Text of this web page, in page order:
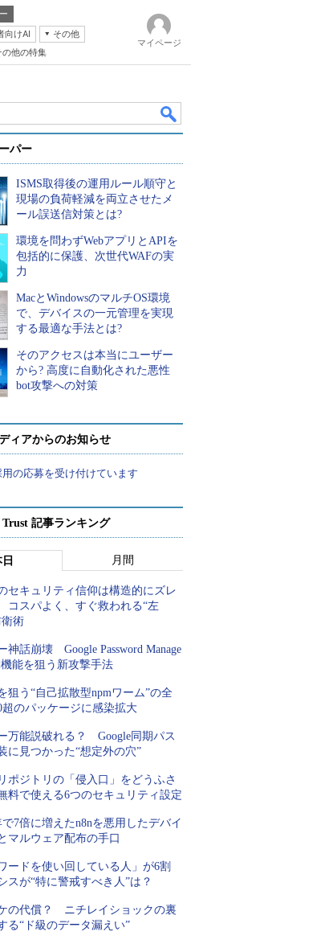
向けAI
その他
の他の特集
マイページ
パー
ISMS取得後の運用ルール順守と
現場の負荷軽減を両立させたメ
ール誤送信対策とは?
環境を問わずWebアプリとAPIを
包括的に保護、次世代WAFの実
力
MacとWindowsのマルチOS環境
で、デバイスの一元管理を実現
する最適な手法とは?
そのアクセスは本当にユーザー
から? 高度に自動化された悪性
bot攻撃への対策
ィアからのお知らせ
の応募を受け付けています
記事ランキング
月間
セキュリティ信仰は構造的にズレ
スパよく、すぐ救われる“左
術
神話崩壊 Google Password Manage
能を狙う新攻撃手法
狙う“自己拡散型npmワーム”の全
のパッケージに感染拡大
万能説破れる？ Google同期パス
に見つかった“想定外の穴”
ポジトリの「侵入口」をどうふさ
料で使える6つのセキュリティ設定
で7倍に増えたn8nを悪用したデバイ
マルウェア配布の手口
ードを使い回している人」が6割
が“特に警戒すべき人”は？
の代償？ ニチレイショックの裏
る“ド級のデータ漏えい”